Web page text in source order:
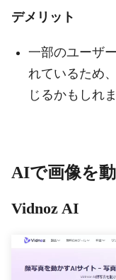
デメリット
一部のユーザ
れているため
じるかもしれ
AIで画像を
Vidnoz AI